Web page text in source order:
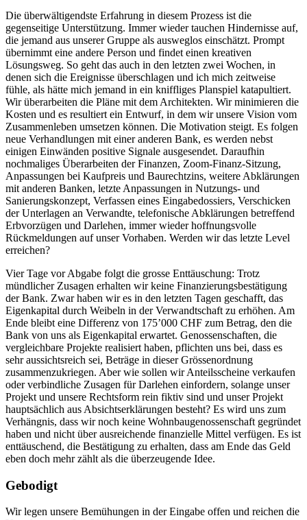
Die überwältigendste Erfahrung in diesem Prozess ist die
gegenseitige Unterstützung. Immer wieder tauchen Hindernisse auf,
die jemand aus unserer Gruppe als ausweglos einschätzt. Prompt
übernimmt eine andere Person und findet einen kreativen
Lösungsweg. So geht das auch in den letzten zwei Wochen, in
denen sich die Ereignisse überschlagen und ich mich zeitweise
fühle, als hätte mich jemand in ein kniffliges Planspiel katapultiert.
Wir überarbeiten die Pläne mit dem Architekten. Wir minimieren die
Kosten und es resultiert ein Entwurf, in dem wir unsere Vision vom
Zusammenleben umsetzen können. Die Motivation steigt. Es folgen
neue Verhandlungen mit einer anderen Bank, es werden nebst
einigen Einwänden positive Signale ausgesendet. Daraufhin
nochmaliges Überarbeiten der Finanzen, Zoom-Finanz-Sitzung,
Anpassungen bei Kaufpreis und Baurechtzins, weitere Abklärungen
mit anderen Banken, letzte Anpassungen in Nutzungs- und
Sanierungskonzept, Verfassen eines Eingabedossiers, Verschicken
der Unterlagen an Verwandte, telefonische Abklärungen betreffend
Erbvorzügen und Darlehen, immer wieder hoffnungsvolle
Rückmeldungen auf unser Vorhaben. Werden wir das letzte Level
erreichen?
Vier Tage vor Abgabe folgt die grosse Enttäuschung: Trotz
mündlicher Zusagen erhalten wir keine Finanzierungsbestätigung
der Bank. Zwar haben wir es in den letzten Tagen geschafft, das
Eigenkapital durch Weibeln in der Verwandtschaft zu erhöhen. Am
Ende bleibt eine Differenz von 175’000 CHF zum Betrag, den die
Bank von uns als Eigenkapital erwartet. Genossenschaften, die
vergleichbare Projekte realisiert haben, pflichten uns bei, dass es
sehr aussichtsreich sei, Beträge in dieser Grössenordnung
zusammenzukriegen. Aber wie sollen wir Anteilsscheine verkaufen
oder verbindliche Zusagen für Darlehen einfordern, solange unser
Projekt und unsere Rechtsform rein fiktiv sind und unser Projekt
hauptsächlich aus Absichtserklärungen besteht? Es wird uns zum
Verhängnis, dass wir noch keine Wohnbaugenossenschaft gegründet
haben und nicht über ausreichende finanzielle Mittel verfügen. Es ist
enttäuschend, die Bestätigung zu erhalten, dass am Ende das Geld
eben doch mehr zählt als die überzeugende Idee.
Gebodigt
Wir legen unsere Bemühungen in der Eingabe offen und reichen die